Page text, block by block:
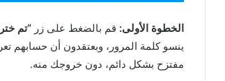
الخطوة الأولى: قم بالضغط على زر“تم
ينسو كلمة المرور، وبعتقدون أن حسابهم
مفتزح بشكل دائم، دون خروجك منه.